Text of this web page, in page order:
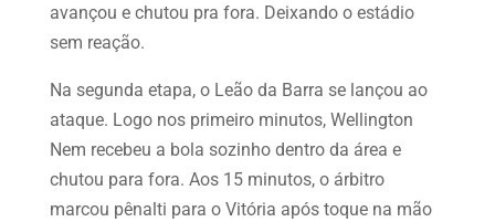
avançou e chutou pra fora. Deixando o estádio
sem reação.
Na segunda etapa, o Leão da Barra se lançou ao
ataque. Logo nos primeiro minutos, Wellington
Nem recebeu a bola sozinho dentro da área e
chutou para fora. Aos 15 minutos, o árbitro
marcou pênalti para o Vitória após toque na mão